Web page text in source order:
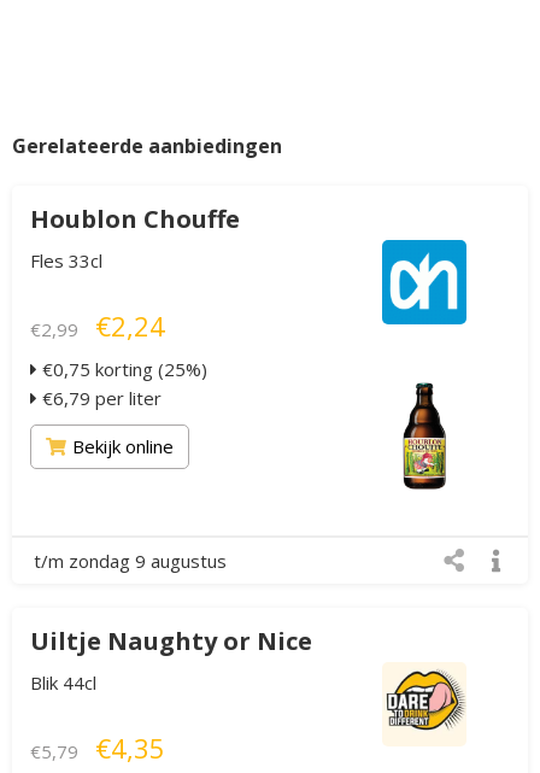
Gerelateerde aanbiedingen
Houblon Chouffe
Fles 33cl
€2,99 €2,24
€0,75 korting (25%)
€6,79 per liter
Bekijk online
t/m zondag 9 augustus
Uiltje Naughty or Nice
Blik 44cl
€5,79 €4,35